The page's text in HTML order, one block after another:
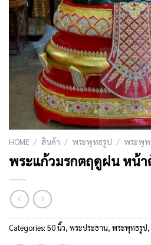
HOME / สินค้า / พระพุทธรูป / พระพุท
พระแก้วมรกตฤดูฝน หน้า
Categories: 50 นิ้ว, พระประธาน, พระพุทธรูป,